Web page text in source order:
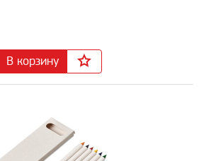
В корзину